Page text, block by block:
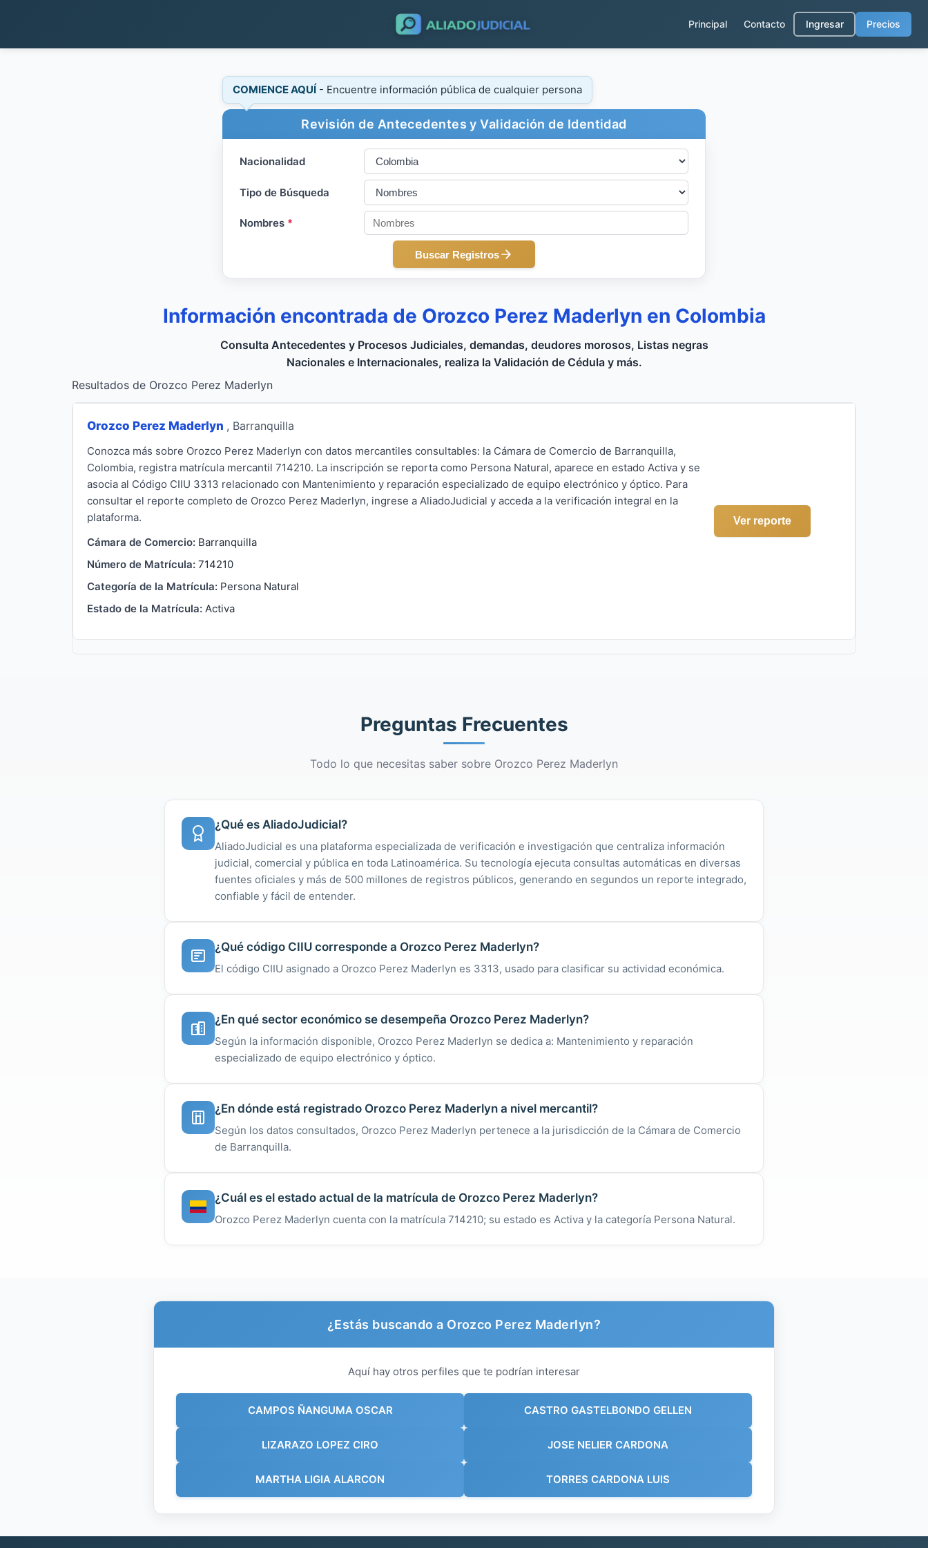
Principal Contacto Ingresar Precios
COMIENCE AQUÍ - Encuentre información pública de cualquier persona
Revisión de Antecedentes y Validación de Identidad
Nacionalidad
Tipo de Búsqueda
Nombres *
Buscar Registros
Información encontrada de Orozco Perez Maderlyn en Colombia
Consulta Antecedentes y Procesos Judiciales, demandas, deudores morosos, Listas negras
Nacionales e Internacionales, realiza la Validación de Cédula y más.
Resultados de Orozco Perez Maderlyn
Orozco Perez Maderlyn , Barranquilla
Conozca más sobre Orozco Perez Maderlyn con datos mercantiles consultables: la Cámara de Comercio de Barranquilla,
Colombia, registra matrícula mercantil 714210. La inscripción se reporta como Persona Natural, aparece en estado Activa y se
asocia al Código CIIU 3313 relacionado con Mantenimiento y reparación especializado de equipo electrónico y óptico. Para
consultar el reporte completo de Orozco Perez Maderlyn, ingrese a AliadoJudicial y acceda a la verificación integral en la
plataforma.
Cámara de Comercio: Barranquilla
Número de Matrícula: 714210
Categoría de la Matrícula: Persona Natural
Estado de la Matrícula: Activa
Ver reporte
Preguntas Frecuentes
Todo lo que necesitas saber sobre Orozco Perez Maderlyn
¿Qué es AliadoJudicial?
AliadoJudicial es una plataforma especializada de verificación e investigación que centraliza información
judicial, comercial y pública en toda Latinoamérica. Su tecnología ejecuta consultas automáticas en diversas
fuentes oficiales y más de 500 millones de registros públicos, generando en segundos un reporte integrado,
confiable y fácil de entender.
¿Qué código CIIU corresponde a Orozco Perez Maderlyn?
El código CIIU asignado a Orozco Perez Maderlyn es 3313, usado para clasificar su actividad económica.
¿En qué sector económico se desempeña Orozco Perez Maderlyn?
Según la información disponible, Orozco Perez Maderlyn se dedica a: Mantenimiento y reparación
especializado de equipo electrónico y óptico.
¿En dónde está registrado Orozco Perez Maderlyn a nivel mercantil?
Según los datos consultados, Orozco Perez Maderlyn pertenece a la jurisdicción de la Cámara de Comercio
de Barranquilla.
¿Cuál es el estado actual de la matrícula de Orozco Perez Maderlyn?
Orozco Perez Maderlyn cuenta con la matrícula 714210; su estado es Activa y la categoría Persona Natural.
¿Estás buscando a Orozco Perez Maderlyn?
Aquí hay otros perfiles que te podrían interesar
CAMPOS ÑANGUMA OSCAR
LIZARAZO LOPEZ CIRO
MARTHA LIGIA ALARCON
CASTRO GASTELBONDO GELLEN
JOSE NELIER CARDONA
TORRES CARDONA LUIS